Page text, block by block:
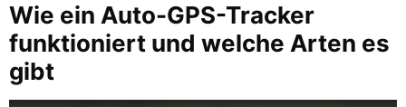
Wie ein Auto-GPS-Tracker
funktioniert und welche Arten es
gibt